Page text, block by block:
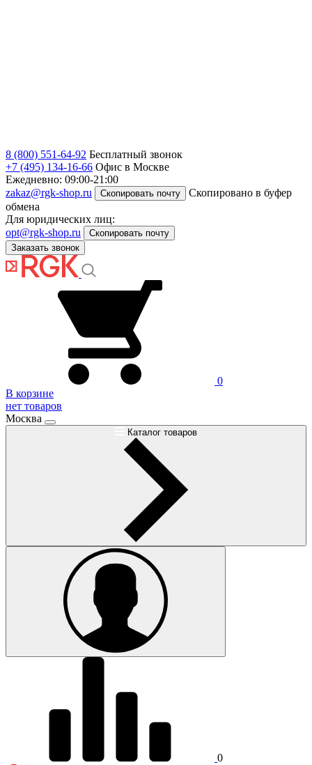
8 (800) 551-64-92 Бесплатный звонок
+7 (495) 134-16-66 Офис в Москве
Ежедневно: 09:00-21:00
zakaz@rgk-shop.ru
Скопировать почту
Скопировано в буфер
обмена
Для юридических лиц:
opt@rgk-shop.ru
Скопировать почту
Заказать звонок
0
В корзине
нет товаров
Москва
Каталог товаров
0